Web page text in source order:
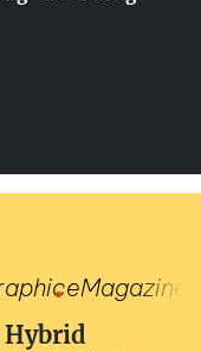
eMagazine
Hybrid